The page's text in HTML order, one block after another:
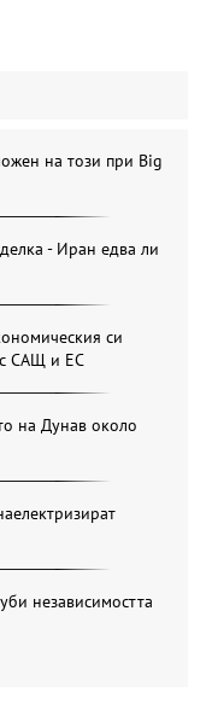
на този при Big
- Иран едва ли
си
САЩ и ЕС
на Дунав около
независимостта